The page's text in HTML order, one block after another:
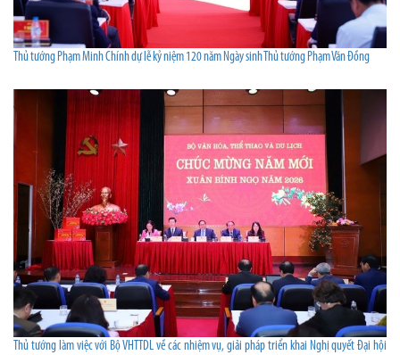
Thủ tướng Phạm Minh Chính dự lễ kỷ niệm 120 năm Ngày sinh Thủ tướng Phạm Văn Đồng
Thủ tướng làm việc với Bộ VHTTDL về các nhiệm vụ, giải pháp triển khai Nghị quyết Đại hội